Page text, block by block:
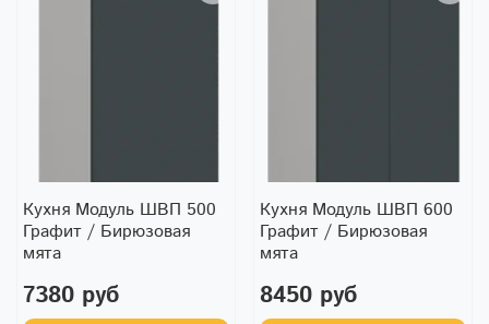
Кухня Модуль ШВП 500
Графит / Бирюзовая
мята
7380 руб
Кухня Модуль ШВП 600
Графит / Бирюзовая
мята
8450 руб